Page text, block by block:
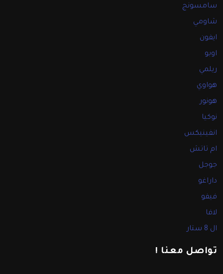
سامسونج
شاومي
ايفون
اوبو
ريلمي
هواوي
هونور
نوكيا
انفينيكس
ام تاتش
جوجل
داراغو
فيفو
لافا
ال 8 ستار
تواصل معنا !